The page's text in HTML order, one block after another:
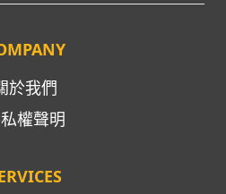
於我們
權聲明